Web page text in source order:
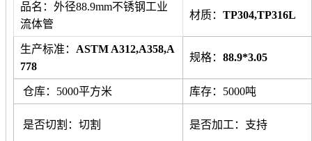
品名：外径88.9mm不锈钢工业
流体管
材质：TP304,TP316L
生产标准： ASTM A312,A358,A
778
规格：88.9*3.05
仓库：5000平方米 库存：5000吨
是否切割：切割 是否加工：支持